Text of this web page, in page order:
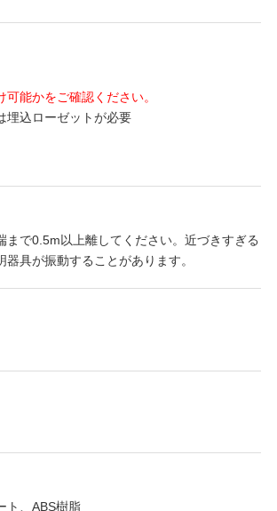
能かをご確認ください。
埋込ローゼットが必要
まで0.5m以上離してください。近づきすぎる
器具が振動することがあります。
ト、ABS樹脂